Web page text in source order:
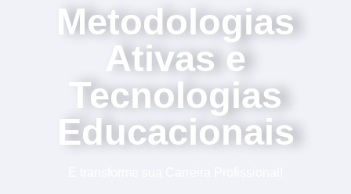
Metodologias
Ativas e
Tecnologias
Educacionais